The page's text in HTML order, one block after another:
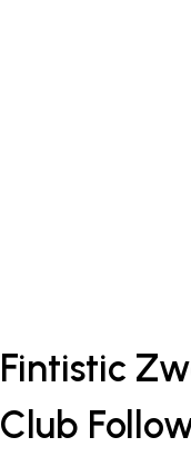
Fintistic
Club